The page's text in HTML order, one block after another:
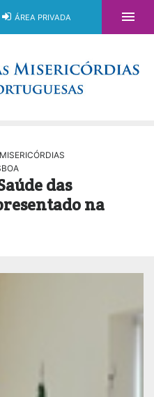
ÁREA PRIVADA 
das
na